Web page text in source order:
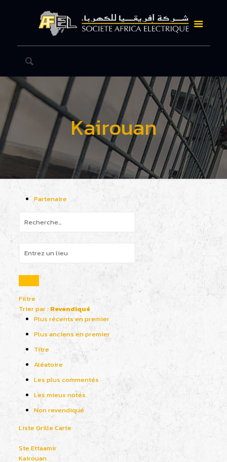
Kairouan
Partenaire
Filtre
Trier par : Revendiqué
Plus récents en premier
Plus anciens en premier
Titre
Aléatoire
Les plus commentés
Les mieux notés
Non revendiqué
ListeGrilleCarte
Ste Ettaamir
Kairouan